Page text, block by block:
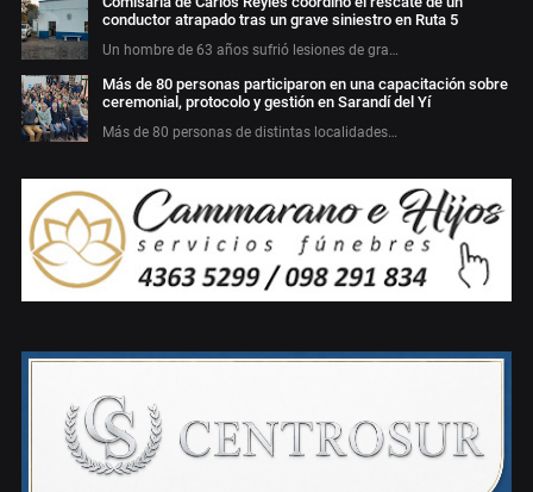
conductor atrapado tras un grave siniestro en Ruta 5
Un hombre de 63 años sufrió lesiones de gra…
Más de 80 personas participaron en una capacitación sobre
ceremonial, protocolo y gestión en Sarandí del Yí
Más de 80 personas de distintas localidades…